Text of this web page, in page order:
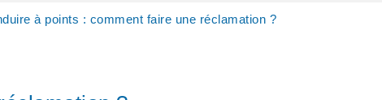
à points : comment faire une réclamation ?